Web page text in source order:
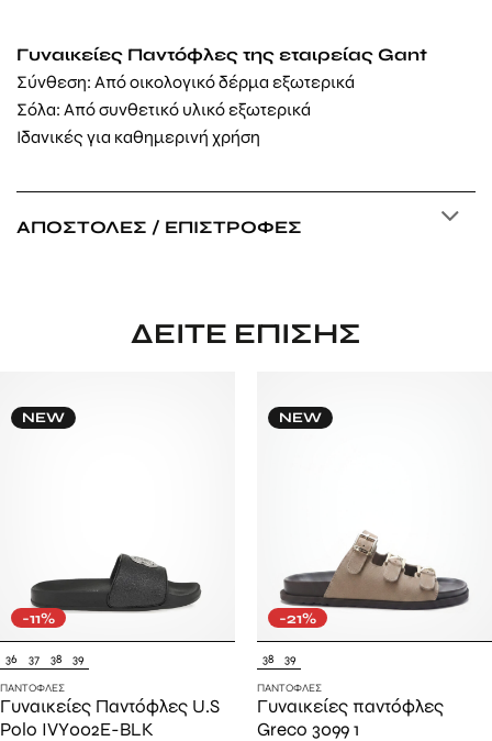
Γυναικείες Παντόφλες της εταιρείας Gant
Σύνθεση: Από οικολογικό δέρμα εξωτερικά
Σόλα: Απόσυνθετικό υλικόεξωτερικά
Ιδανικές για καθημερινή χρήση
ΑΠΟΣΤΟΛΈΣ / ΕΠΙΣΤΡΟΦΈΣ
ΔΕΊΤΕ ΕΠΊΣΗΣ
NEW
-11%
36 37 38 39
ΠΑΝΤΌΦΛΕΣ
Γυναικείες Παντόφλες U.S
Polo IVY002E-BLK
NEW
-21%
38 39
ΠΑΝΤΌΦΛΕΣ
Γυναικείες παντόφλες
Greco 3099 1